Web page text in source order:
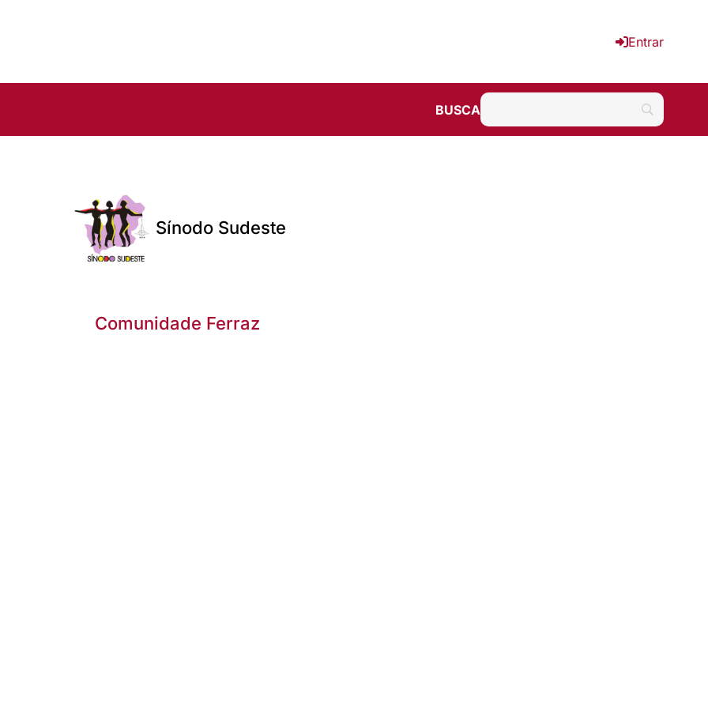
Entrar
BUSCA
Sínodo Sudeste
Comunidade Ferraz